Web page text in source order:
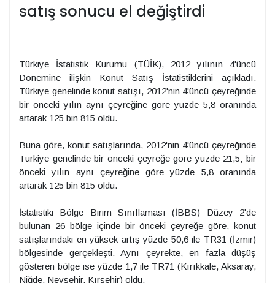
satış sonucu el değiştirdi
Türkiye İstatistik Kurumu (TÜİK), 2012 yılının 4'üncü
Dönemine ilişkin Konut Satış İstatistiklerini açıkladı.
Türkiye genelinde konut satışı, 2012'nin 4'üncü çeyreğinde
bir önceki yılın aynı çeyreğine göre yüzde 5,8 oranında
artarak 125 bin 815 oldu.
Buna göre, konut satışlarında, 2012'nin 4'üncü çeyreğinde
Türkiye genelinde bir önceki çeyreğe göre yüzde 21,5; bir
önceki yılın aynı çeyreğine göre yüzde 5,8 oranında
artarak 125 bin 815 oldu.
İstatistiki Bölge Birim Sınıflaması (İBBS) Düzey 2'de
bulunan 26 bölge içinde bir önceki çeyreğe göre, konut
satışlarındaki en yüksek artış yüzde 50,6 ile TR31 (İzmir)
bölgesinde gerçekleşti. Aynı çeyrekte, en fazla düşüş
gösteren bölge ise yüzde 1,7 ile TR71 (Kırıkkale, Aksaray,
Niğde, Nevşehir, Kırşehir) oldu.